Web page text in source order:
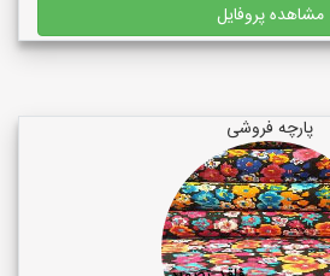
مشاهده پروفایل
پارچه فروشی